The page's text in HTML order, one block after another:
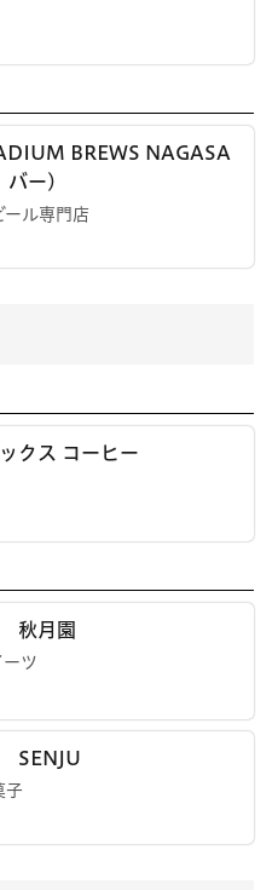
BREWS NAGASA
ー)
ール専門店
クス コーヒー
秋月園
ーツ
SENJU
子